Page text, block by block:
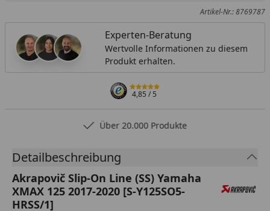
Artikel-Nr.: 8769787
Experten-Beratung
Wertvolle Informationen zu diesem
Produkt erhalten.
4,85/ 5
Über 20.000 Produkte
Detailbeschreibung
Akrapovič Slip-On Line (SS) Yamaha
XMAX 125 2017-2020 [S-Y125SO5-
HRSS/1]